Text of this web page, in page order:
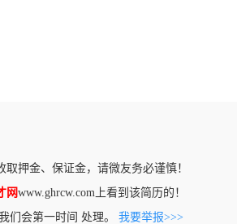
押金、保证金，请微友务必谨慎！
网www.ghrcw.com上看到该简历的！
们会第一时间 处理。 我要举报>>>